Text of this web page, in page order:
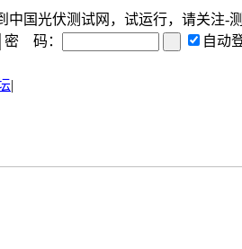
中国光伏测试网，试运行，请关注-
密 码：
自动
|